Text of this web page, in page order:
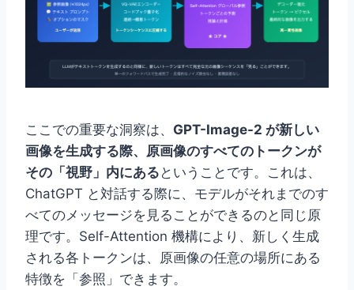
ここでの重要な洞察は、 GPT-Image-2 が新しい
画像を生成する際、原画像のすべてのトークンが
その「視野」内にある ということです。これは、
ChatGPT と対話する際に、モデルがそれまでのす
べてのメッセージを見ることができるのと同じ原
理です。Self-Attention 機構により、新しく生成
される各トークンは、原画像の任意の場所にある
特徴を「参照」できます。